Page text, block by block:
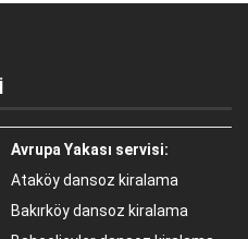
Avrupa Yakası servisi:
Ataköy dansoz kiralama
Bakırköy dansoz kiralama